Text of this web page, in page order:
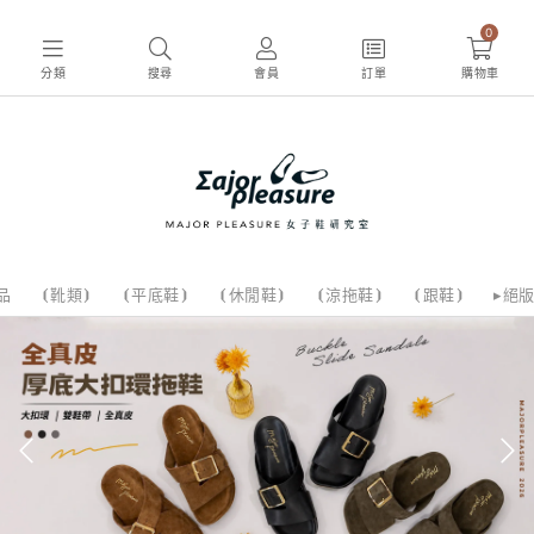
分類 搜尋 會員 訂單
0
購物車
⦗靴類⦘ ⦗平底鞋⦘ ⦗休閒鞋⦘ ⦗涼拖鞋⦘ ⦗跟鞋⦘ ▸絕